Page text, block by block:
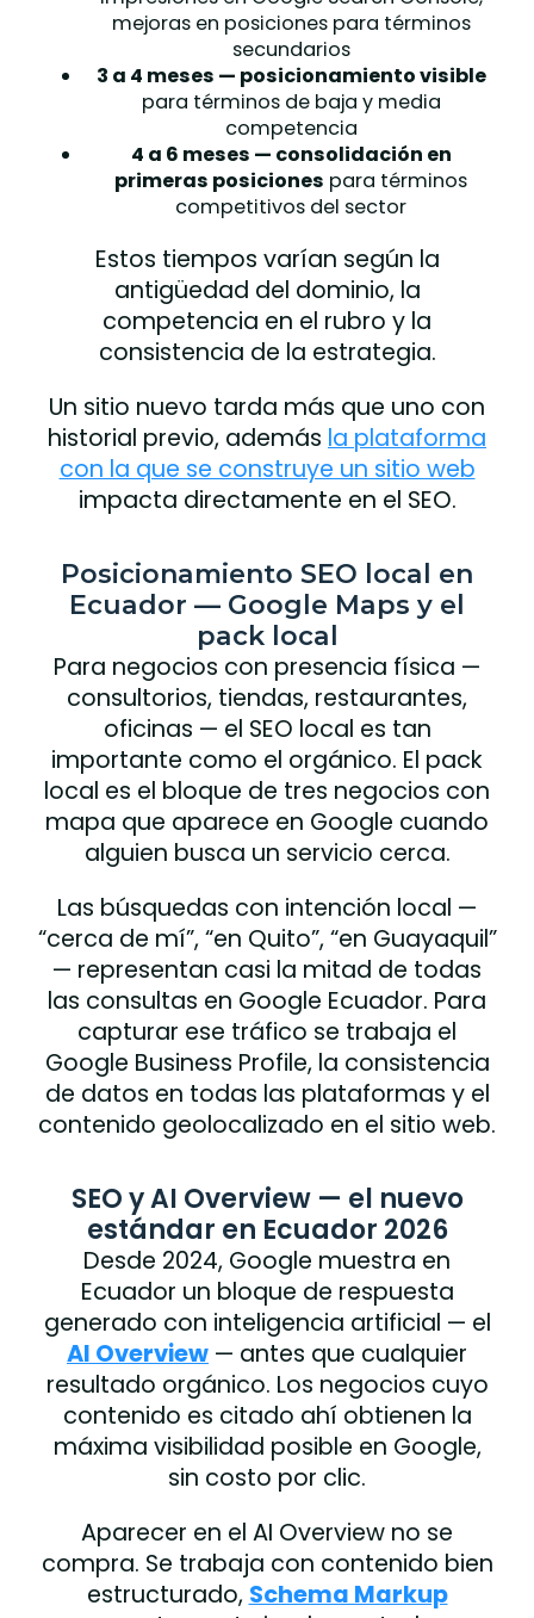
mejoras en posiciones para términos
secundarios
3 a 4 meses — posicionamiento visible
para términos de baja y media
competencia
4 a 6 meses — consolidación en
primeras posiciones para términos
competitivos del sector
Estos tiempos varían según la
antigüedad del dominio, la
competencia en el rubro y la
consistencia de la estrategia.
Un sitio nuevo tarda más que uno con
historial previo, además la plataforma
con la que se construye un sitio web
impacta directamente en el SEO.
Posicionamiento SEO local en
Ecuador — Google Maps y el
pack local
Para negocios con presencia física —
consultorios, tiendas, restaurantes,
oficinas — el SEO local es tan
importante como el orgánico. El pack
local es el bloque de tres negocios con
mapa que aparece en Google cuando
alguien busca un servicio cerca.
Las búsquedas con intención local —
“cerca de mí”, “en Quito”, “en Guayaquil”
— representan casi la mitad de todas
las consultas en Google Ecuador. Para
capturar ese tráfico se trabaja el
Google Business Profile, la consistencia
de datos en todas las plataformas y el
contenido geolocalizado en el sitio web.
SEO y AI Overview — el nuevo
estándar en Ecuador 2026
Desde 2024, Google muestra en
Ecuador un bloque de respuesta
generado con inteligencia artificial — el
AI Overview — antes que cualquier
resultado orgánico. Los negocios cuyo
contenido es citado ahí obtienen la
máxima visibilidad posible en Google,
sin costo por clic.
Aparecer en el AI Overview no se
compra. Se trabaja con contenido bien
estructurado, Schema Markup